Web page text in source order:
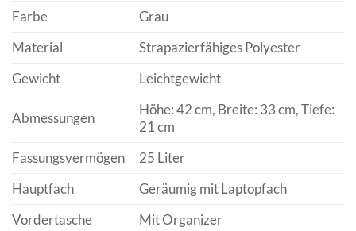
Farbe
Grau
Material
Strapazierfähiges Polyester
Gewicht
Leichtgewicht
Abmessungen
Höhe: 42 cm, Breite: 33 cm, Tiefe:
21 cm
Fassungsvermögen
25 Liter
Hauptfach
Geräumig mit Laptopfach
Vordertasche
Mit Organizer